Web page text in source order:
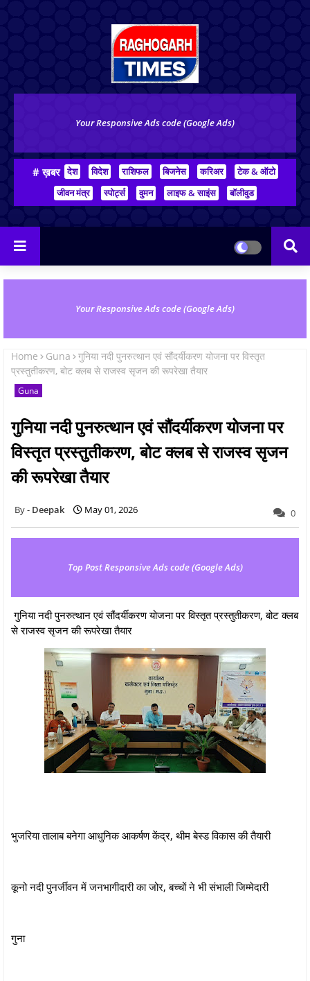
Your Responsive Ads code (Google Ads)
# ख़बर देश विदेश राशिफल बिजनेस करिअर
टेक & ऑटो
जीवन मंत्र
स्पोर्ट्स वुमन लाइफ & साइंस बॉलीवुड
Your Responsive Ads code (Google Ads)
Home Guna
गुनिया नदी पुनरुत्थान एवं सौंदर्यीकरण योजना पर विस्तृत
प्रस्तुतीकरण, बोट क्लब से राजस्व सृजन की रूपरेखा तैयार
Guna
गुनिया नदी पुनरुत्थान एवं सौंदर्यीकरण योजना पर
विस्तृत प्रस्तुतीकरण, बोट क्लब से राजस्व सृजन
की रूपरेखा तैयार
Deepak May 01, 2026 0
Top Post Responsive Ads code (Google Ads)
गुनिया नदी पुनरुत्थान एवं सौंदर्यीकरण योजना पर विस्तृत प्रस्तुतीकरण, बोट क्लब
से राजस्व सृजन की रूपरेखा तैयार
भुजरिया तालाब बनेगा आधुनिक आकर्षण केंद्र, थीम बेस्ड विकास की तैयारी
कूनो नदी पुनर्जीवन में जनभागीदारी का जोर, बच्चों ने भी संभाली जिम्मेदारी
गुना